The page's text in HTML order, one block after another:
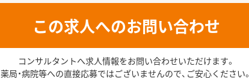
この求人へのお問い合わせ
コンサルタントへ求人情報をお問い合わせいただけます。
薬局・病院等への直接応募ではございませんので、ご安心ください。